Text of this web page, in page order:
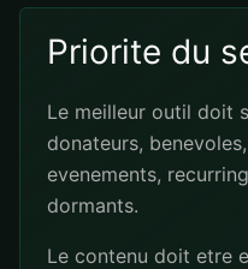
Priorite du
Le meilleur outil doit
donateurs,
evenements,
dormants.
Le contenu doit etre